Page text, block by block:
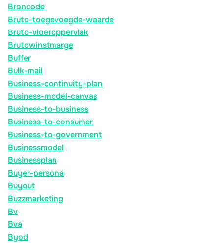
Broncode
Bruto-toegevoegde-waarde
Bruto-vloeroppervlak
Brutowinstmarge
Buffer
Bulk-mail
Business-continuity-plan
Business-model-canvas
Business-to-business
Business-to-consumer
Business-to-government
Businessmodel
Businessplan
Buyer-persona
Buyout
Buzzmarketing
Bv
Bva
Byod